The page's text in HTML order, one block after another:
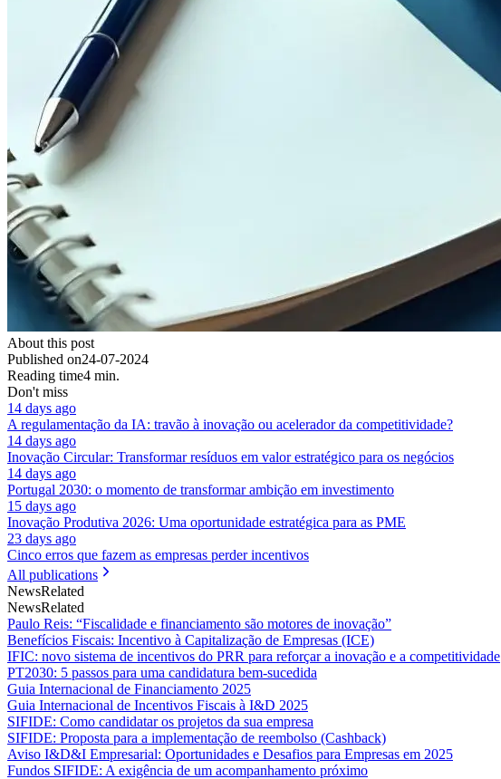
About this post
Published on24-07-2024
Reading time4 min.
Don't miss
14 days ago
A regulamentação da IA: travão à inovação ou acelerador da competitividade?
14 days ago
Inovação Circular: Transformar resíduos em valor estratégico para os negócios
14 days ago
Portugal 2030: o momento de transformar ambição em investimento
15 days ago
Inovação Produtiva 2026: Uma oportunidade estratégica para as PME
23 days ago
Cinco erros que fazem as empresas perder incentivos
All publications
NewsRelated
NewsRelated
Paulo Reis: “Fiscalidade e financiamento são motores de inovação”
Benefícios Fiscais: Incentivo à Capitalização de Empresas (ICE)
IFIC: novo sistema de incentivos do PRR para reforçar a inovação e a competitividade
PT2030: 5 passos para uma candidatura bem-sucedida
Guia Internacional de Financiamento 2025
Guia Internacional de Incentivos Fiscais à I&D 2025
SIFIDE: Como candidatar os projetos da sua empresa
SIFIDE: Proposta para a implementação de reembolso (Cashback)
Aviso I&D&I Empresarial: Oportunidades e Desafios para Empresas em 2025
Fundos SIFIDE: A exigência de um acompanhamento próximo